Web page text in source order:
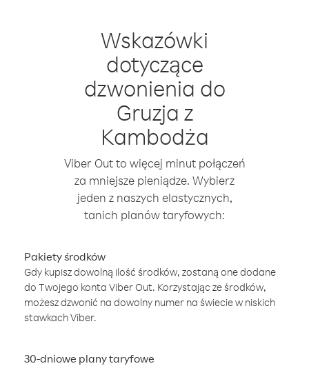
Wskazówki
dotyczące
dzwonienia do
Gruzja z
Kambodża
Viber Out to więcej minut połączeń
za mniejsze pieniądze. Wybierz
jeden z naszych elastycznych,
tanich planów taryfowych:
Pakiety środków
Gdy kupisz dowolną ilość środków, zostaną one dodane
do Twojego konta Viber Out. Korzystając ze środków,
możesz dzwonić na dowolny numer na świecie w niskich
stawkach Viber.
30-dniowe plany taryfowe